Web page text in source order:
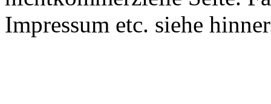
Impressum etc. siehe